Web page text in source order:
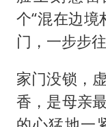
个“混在边境
门，一步步往
家门没锁，
香，是母亲